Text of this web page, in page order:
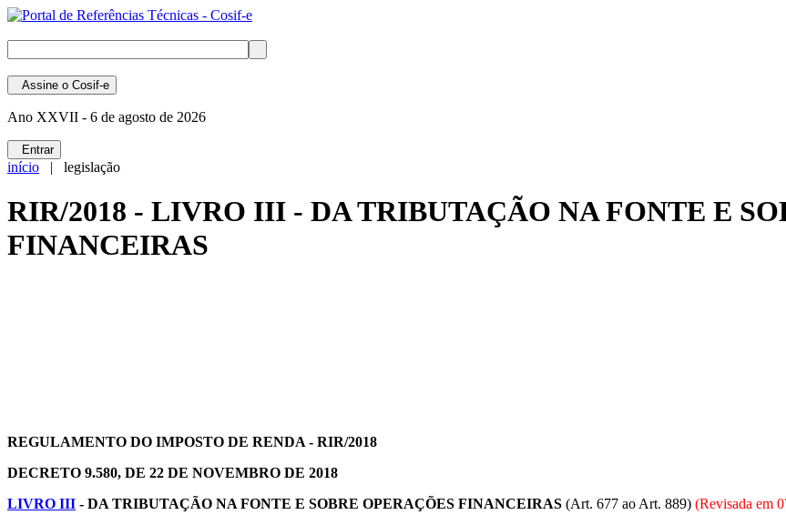
Assine o Cosif-e
Ano XXVII - 6 de agosto de 2026
Entrar
início | legislação
RIR/2018 - LIVRO III - DA TRIBUTAÇÃO NA FONTE E
FINANCEIRAS
REGULAMENTO DO IMPOSTO DE RENDA - RIR/2018
DECRETO 9.580, DE 22 DE NOVEMBRO DE 2018
LIVRO III - DA TRIBUTAÇÃO NA FONTE E SOBRE OPERAÇÕES FINANCEIRAS (Art. 677 ao Art. 889) (Revisada em